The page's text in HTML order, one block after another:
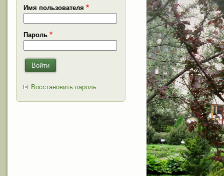
Имя пользователя
Пароль
Войти
Восстановить пароль